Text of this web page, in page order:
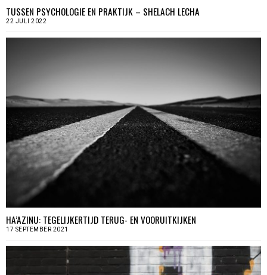
TUSSEN PSYCHOLOGIE EN PRAKTIJK – SHELACH LECHA
22 JULI 2022
HA’AZINU: TEGELIJKERTIJD TERUG- EN VOORUITKIJKEN
17 SEPTEMBER 2021